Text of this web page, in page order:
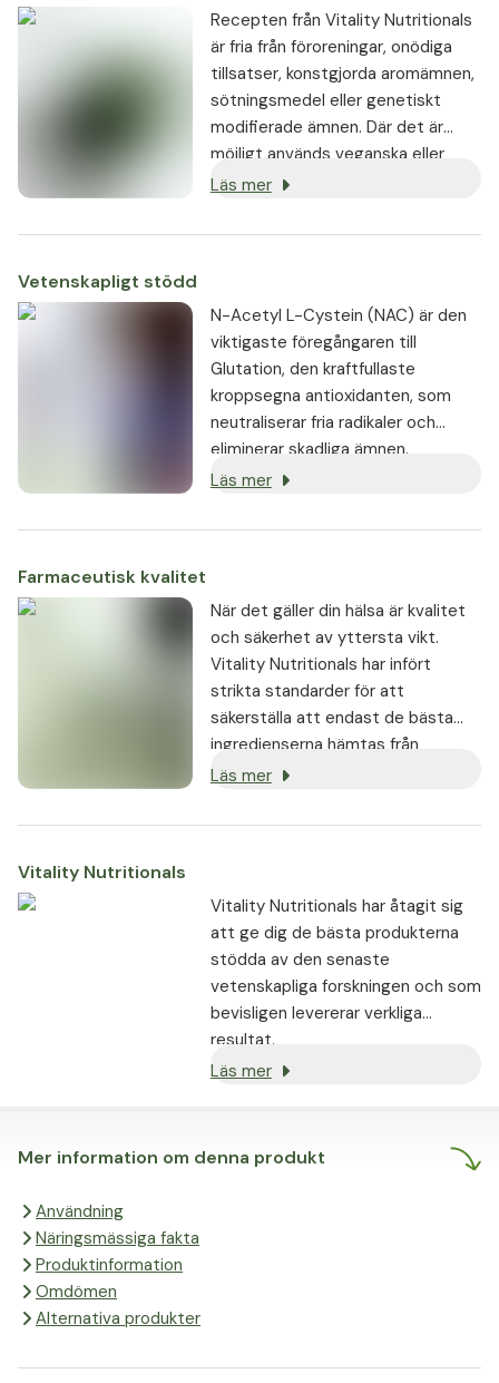
Recepten från Vitality Nutritionals
är fria från föroreningar, onödiga
tillsatser, konstgjorda aromämnen,
sötningsmedel eller genetiskt
modifierade ämnen. Där det är
möjligt används veganska eller
vegetariska ingredienser.
Läs mer
Vetenskapligt stödd
N-Acetyl L-Cystein (NAC) är den
viktigaste föregångaren till
Glutation, den kraftfullaste
kroppsegna antioxidanten, som
neutraliserar fria radikaler och
eliminerar skadliga ämnen.
Läs mer
Farmaceutisk kvalitet
När det gäller din hälsa är kvalitet
och säkerhet av yttersta vikt.
Vitality Nutritionals har infört
strikta standarder för att
säkerställa att endast de bästa
ingredienserna hämtas från
pålitliga leverantörer och används i
Läs mer
Mer information om denna produkt
Användning
Näringsmässiga fakta
Produktinformation
Omdömen
Alternativa produkter
Vitality Nutritionals
Vitality Nutritionals har åtagit sig
att ge dig de bästa produkterna
stödda av den senaste
vetenskapliga forskningen och som
bevisligen levererar verkliga
resultat.
Läs mer